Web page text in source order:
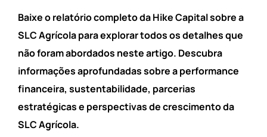
Baixe o relatório completo da Hike Capital sobre a
SLC Agrícola para explorar todos os detalhes que
não foram abordados neste artigo. Descubra
informações aprofundadas sobre a performance
financeira, sustentabilidade, parcerias
estratégicas e perspectivas de crescimento da
SLC Agrícola.